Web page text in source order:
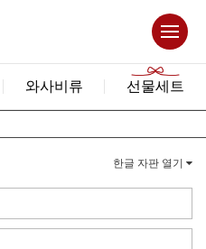
와사비류 선물세트
한글 자판 열기